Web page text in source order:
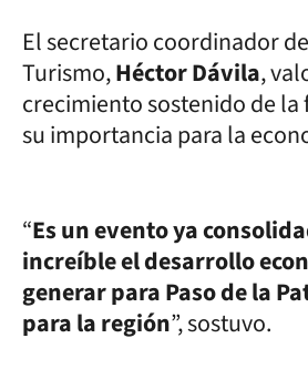
El secretario coordinador
Turismo,Héctor Dávila,
crecimiento sostenido de la
su importancia para la
“Es un evento ya
increíble el desarrollo
generar para Paso de la
para la región”, sostuvo.